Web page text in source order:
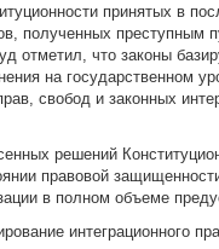
принятых в
полученных преступным
отметил, что законы
на государственном
свобод и законных
решений
правовой
в полном объеме
интеграционного